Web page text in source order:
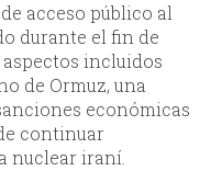
acceso público al
durante el fin de
incluidos
de Ormuz, una
económicas
continuar
nuclear iraní.